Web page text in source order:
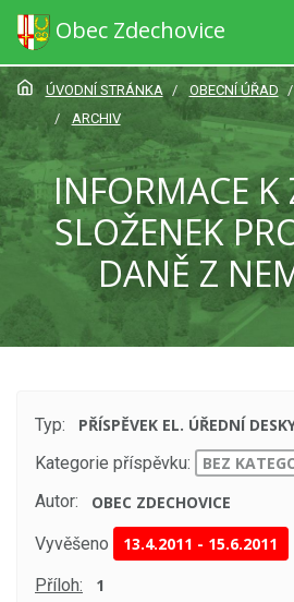
Obec Zdechovice
ÚVODNÍ STRÁNKA OBECNÍ ÚŘAD
ARCHIV
INFORMACE K
SLOŽENEK
DANĚ Z
Typ:
PŘÍSPĚVEK EL. ÚŘEDNÍ
Kategorie příspěvku:
BEZ
Autor:
OBEC ZDECHOVICE
Vyvěšeno 13.4.2011 - 15.6.2011
Příloh: 1